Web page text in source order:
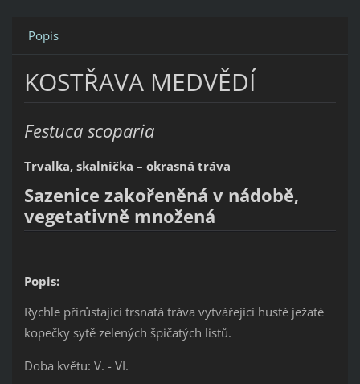
Popis
KOSTŘAVA MEDVĚDÍ
Festuca scoparia
Trvalka, skalnička – okrasná tráva
Sazenice zakořeněná v nádobě,
vegetativně množená
Popis:
Rychle přirůstající trsnatá tráva vytvářející husté ježaté
kopečky sytě zelených špičatých listů.
Doba květu: V. - VI.